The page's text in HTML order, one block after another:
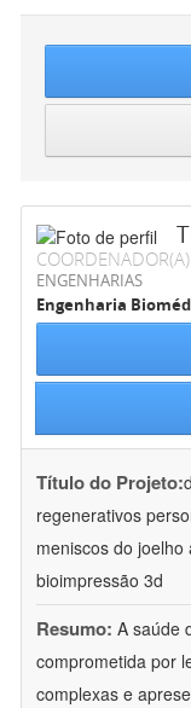
COORDENADOR(A)
ENGENHARIAS
Engenharia
Título do Projeto:
regenerativos
meniscos do
bioimpressão 3d
Resumo: A saúde
comprometida por
complexas e